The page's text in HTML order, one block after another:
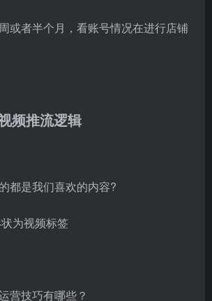
或者半个月，看账号情况在进行店铺
频推流逻辑
都是我们喜欢的内容?
为视频标签